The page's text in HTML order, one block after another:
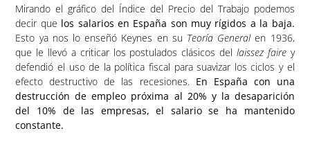
Mirando el gráfico del Índice del Precio del Trabajo podemos
decir que los salarios en España son muy rígidos a la baja.
Esto ya nos lo enseñó Keynes en su Teoría Generalen 1936,
que le llevó a criticar los postulados clásicos del laissez fairey
defendió el uso de la política fiscal para suavizar los ciclos y el
efecto destructivo de las recesiones. En España con una
destrucción de empleo próxima al 20% y la desaparición
del 10% de las empresas, el salario se ha mantenido
constante.